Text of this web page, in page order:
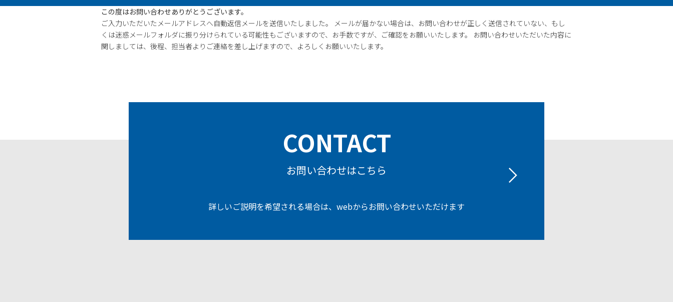
この度はお問い合わせありがとうございます。
ご入力いただいたメールアドレスへ自動返信メールを送信いたしました。 メールが届かない場合は、お問い合わせが正しく送信されていない、もし
くは迷惑メールフォルダに振り分けられている可能性もございますので、お手数ですが、ご確認をお願いいたします。 お問い合わせいただいた内容に
関しましては、後程、担当者よりご連絡を差し上げますので、よろしくお願いいたします。
CONTACT
お問い合わせはこちら
詳しいご説明を希望される場合は、 webからお問い合わせいただけます